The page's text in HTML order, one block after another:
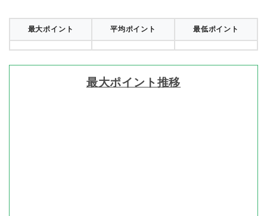
最大ポイント 平均ポイント 最低ポイント
最大ポイント推移